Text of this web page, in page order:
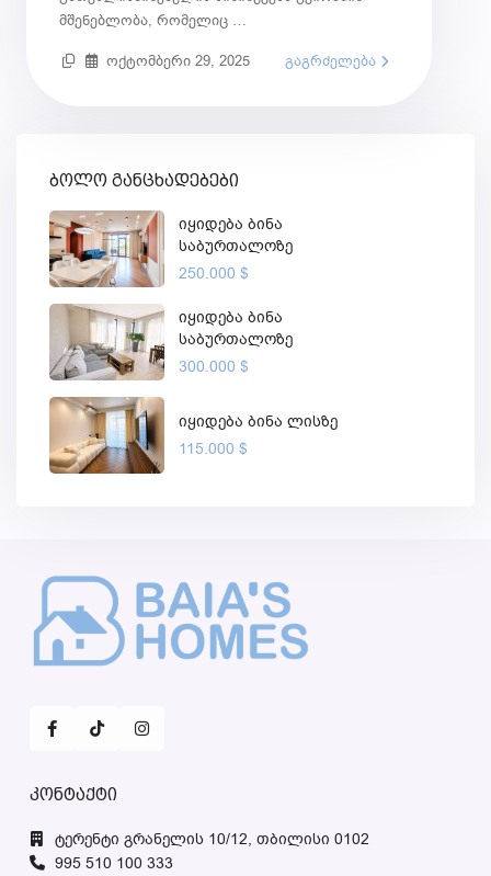
მშენებლობა, რომელიც …
ოქტომბერი 29, 2025 გაგრძელება
ბოლო განცხადებები
იყიდება ბინა
საბურთალოზე
250.000 $
იყიდება ბინა
საბურთალოზე
300.000 $
იყიდება ბინა ლისზე
115.000 $
კონტაქტი
ტერენტი გრანელის 10/12, თბილისი 0102
995 510 100 333